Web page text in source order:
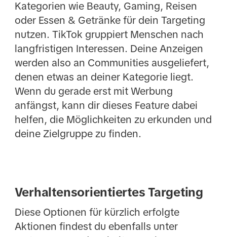
Kategorien wie Beauty, Gaming, Reisen
oder Essen & Getränke für dein Targeting
nutzen. TikTok gruppiert Menschen nach
langfristigen Interessen. Deine Anzeigen
werden also an Communities ausgeliefert,
denen etwas an deiner Kategorie liegt.
Wenn du gerade erst mit Werbung
anfängst, kann dir dieses Feature dabei
helfen, die Möglichkeiten zu erkunden und
deine Zielgruppe zu finden.
Verhaltensorientiertes Targeting
Diese Optionen für kürzlich erfolgte
Aktionen findest du ebenfalls unter